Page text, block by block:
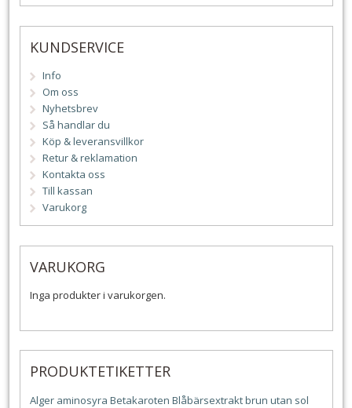
KUNDSERVICE
Info
Om oss
Nyhetsbrev
Så handlar du
Köp & leveransvillkor
Retur & reklamation
Kontakta oss
Till kassan
Varukorg
VARUKORG
Inga produkter i varukorgen.
PRODUKTETIKETTER
Alger aminosyra Betakaroten Blåbärsextraktbrun utan sol